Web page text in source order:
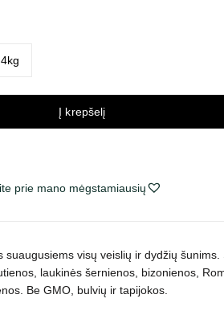
Į krepšelį
prie mano mėgstamiausių
suaugusiems visų veislių ir dydžių šunims.
laukinės šernienos, bizonienos,
Be GMO, bulvių ir tapijokos.